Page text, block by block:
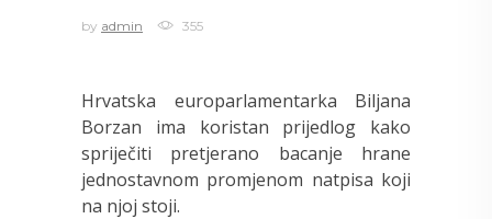
by admin 355
Hrvatska europarlamentarka Biljana
Borzan ima koristan prijedlog kako
spriječiti pretjerano bacanje hrane
jednostavnom promjenom natpisa koji
na njoj stoji.